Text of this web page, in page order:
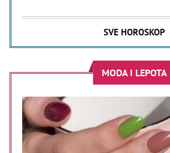
SVE HOROSKOP
MODA I LEPOTA